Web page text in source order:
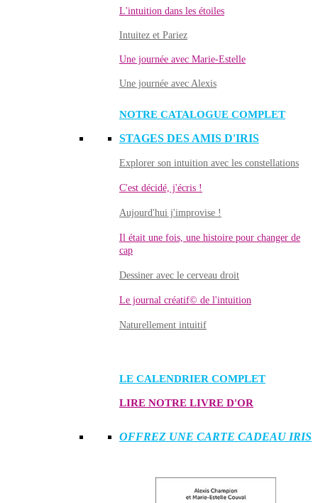
L'intuition dans les étoiles
Intuitez et Pariez
Une journée avec Marie-Estelle
Une journée avec Alexis
NOTRE CATALOGUE COMPLET
STAGES DES AMIS D'IRIS
Explorer son intuition avec les constellations
C'est décidé, j'écris !
Aujourd'hui j'improvise !
Il était une fois, une histoire pour changer de
cap
Dessiner avec le cerveau droit
Le journal créatif© de l'intuition
Naturellement intuitif
LE CALENDRIER COMPLET
LIRE NOTRE LIVRE D'OR
OFFREZ UNE CARTE CADEAU IRIS